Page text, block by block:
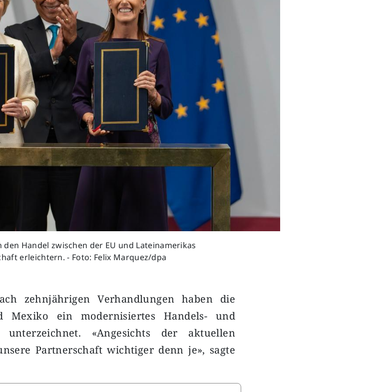
den Handel zwischen der EU und Lateinamerikas
erleichtern. - Foto: Felix Marquez/dpa
zehnjährigen Verhandlungen haben die
Mexiko ein modernisiertes Handels- und
unterzeichnet. «Angesichts der aktuellen
Partnerschaft wichtiger denn je», sagte